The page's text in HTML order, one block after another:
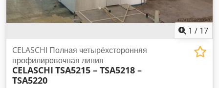
1 / 17
CELASCHI Полная четырёхсторонняя
профилировочная линия
CELASCHI TSA5215 – TSA5218 –
TSA5220